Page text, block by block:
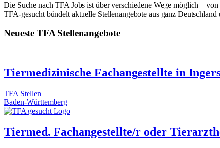
Die Suche nach TFA Jobs ist über verschiedene Wege möglich –
TFA-gesucht bündelt aktuelle Stellenangebote aus ganz
Neueste TFA Stellenangebote
Tiermedizinische Fachangestellte in
TFA Stellen
Baden-Württemberg
Tiermed. Fachangestellte/r oder